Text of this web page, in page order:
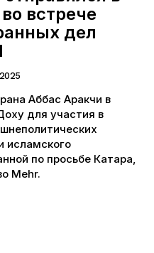
встрече
дел
Аббас Аракчи в
для участия в
исламского
по просьбе Катара,
Mehr.